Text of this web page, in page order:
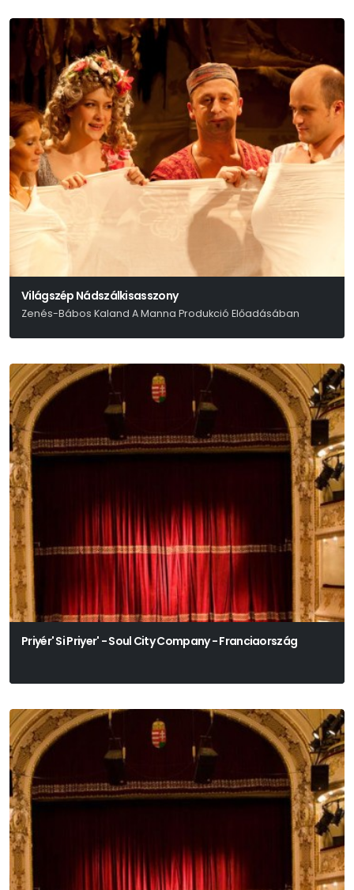
Világszép Nádszálkisasszony
Zenés-Bábos Kaland A Manna Produkció Előadásában
Priyér' Si Priyer' - Soul City Company - Franciaország